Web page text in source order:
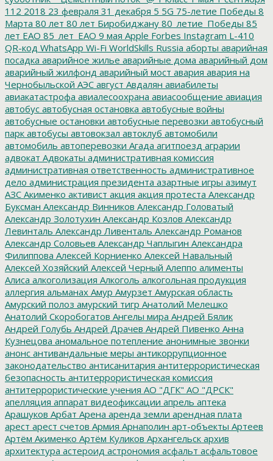
112 2018 23 февраля 31 декабря 5 5G 75-летие Победы 8
Марта 80 лет 80 лет Биробиджану 80_летие_Победы 85
лет ЕАО 85_лет_ЕАО 9 мая Apple Forbes Instagram L-410
QR-код WhatsApp Wi-Fi WorldSkills Russia аборты аварийная
посадка аварийное жилье аварийные дома аварийный дом
аварийный жилфонд аварийный мост авария авария на
Чернобыльской АЭС август Авдалян авиабилеты
авиакатастрофа авиалесоохрана авиасообщение авиация
автобус автобусная остановка автобусные войны
автобусные остановки автобусные перевозки автобусный
парк автобусы автовокзал автоклуб автомобили
автомобиль автоперевозки Агада агитпоезд аграрии
адвокат Адвокаты административная комиссия
административная ответственность административное
дело администрация президента азартные игры азимут
АЗС Акименко активист акция акция протеста Александр
Буксман Александр Винников Александр Головатый
Александр Золотухин Александр Козлов Александр
Левинталь Александр Ливенталь Александр Романов
Александр Соловьев Александр Чаплыгин Александра
Филиппова Алексей Корниенко Алексей Навальный
Алексей Хозяйский Алексей Черный Алеппо алименты
Алиса алкоголизация Алкоголь алкогольная продукция
аллергия альманах Амур Амурзет Амурская область
Амурский полоз амурский тигр Анатолий Мелешко
Анатолий Скоробогатов Ангелы мира Андрей Бялик
Андрей Голубь Андрей Драчев Андрей Пивенко Анна
Кузнецова аномальное потепление анонимные звонки
анонс антивандальные меры антикоррупционное
законодательство антисанитария антитеррористическая
безопасность антитеррористическая комиссия
антитеррористические учения АО "ДГК" АО "ДРСК"
апелляция аппарат видеофиксации апрель аптека
Арашуков Арбат Арена аренда земли арендная плата
арест арест счетов Армия Арнаполин арт-объекты Артеев
Артём Акименко Артём Куликов Архангельск архив
архитектура астероид астрономия асфальт асфальтовое